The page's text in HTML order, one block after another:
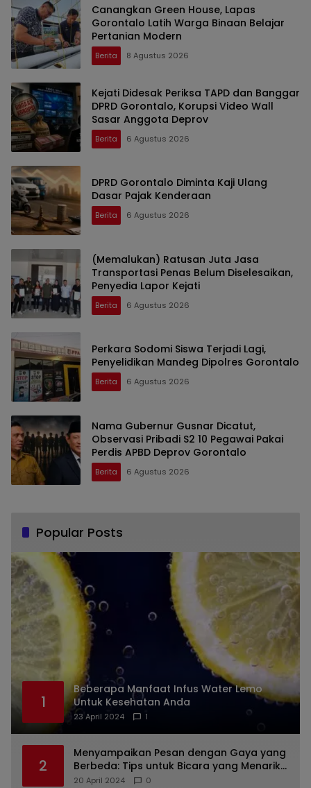
Canangkan Green House, Lapas
Gorontalo Latih Warga Binaan Belajar
Pertanian Modern
Berita 8 Agustus 2026
Kejati Didesak Periksa TAPD dan Banggar
DPRD Gorontalo, Korupsi Video Wall
Sasar Anggota Deprov
Berita 6 Agustus 2026
DPRD Gorontalo Diminta Kaji Ulang
Dasar Pajak Kenderaan
Berita 6 Agustus 2026
(Memalukan) Ratusan Juta Jasa
Transportasi Penas Belum Diselesaikan,
Penyedia Lapor Kejati
Berita 6 Agustus 2026
Perkara Sodomi Siswa Terjadi Lagi,
Penyelidikan Mandeg Dipolres Gorontalo
Berita 6 Agustus 2026
Nama Gubernur Gusnar Dicatut,
Observasi Pribadi S2 10 Pegawai Pakai
Perdis APBD Deprov Gorontalo
Berita 6 Agustus 2026
Popular Posts
1
Beberapa Manfaat Infus Water Lemo
Untuk Kesehatan Anda
23 April 2024 1
2
Menyampaikan Pesan dengan Gaya yang
Berbeda: Tips untuk Bicara yang Menarik
dan Unik
20 April 2024 0